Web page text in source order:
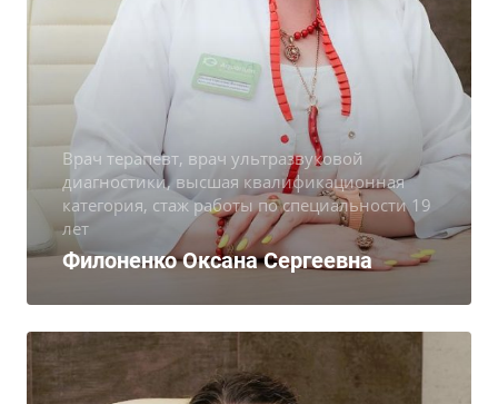
Врач терапевт, врач ультразвуковой
диагностики, высшая квалификационная
категория, cтаж работы по специальности 19
лет
Филоненко Оксана Сергеевна